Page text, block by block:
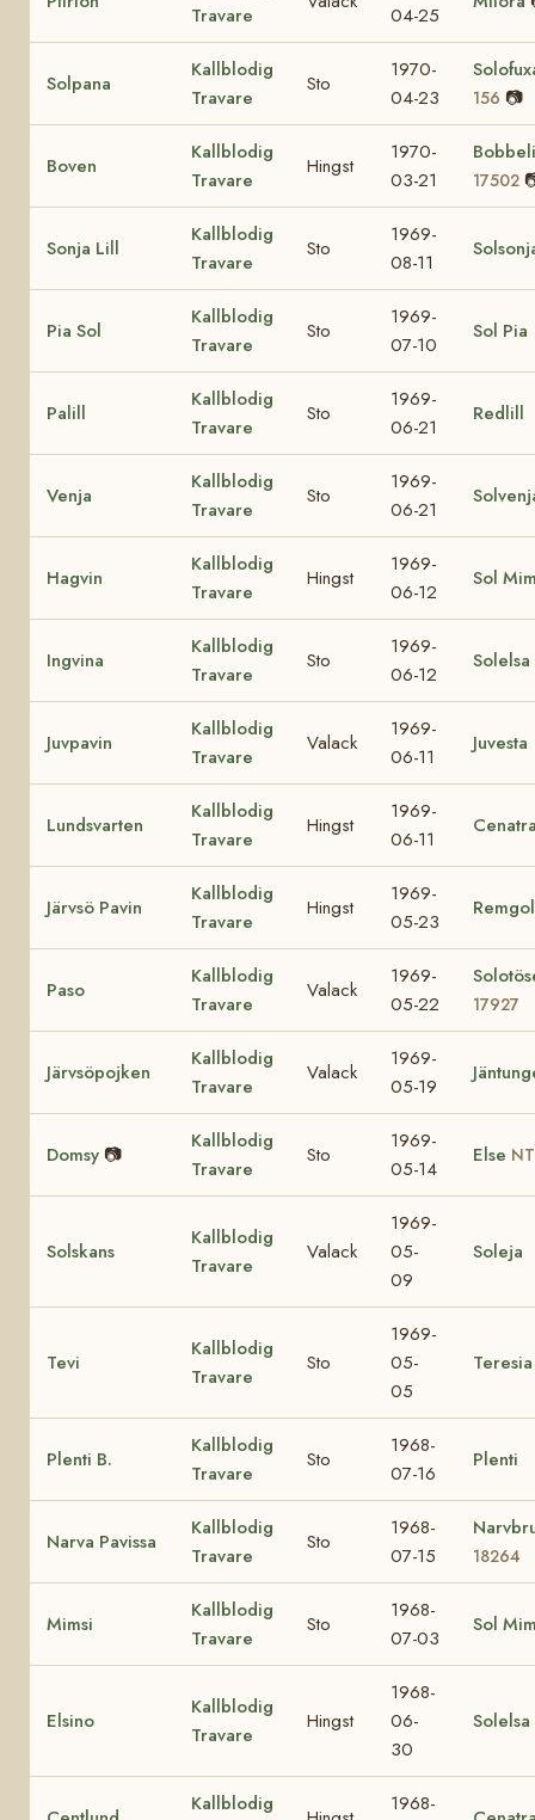
Travare
04-25
Solpana
Kallblodig
Travare
Sto
1970-
04-23
156 📷
Boven
Kallblodig
Travare
Hingst
1970-
03-21
17502
Sonja Lill
Kallblodig
Travare
Sto
1969-
08-11
Pia Sol
Kallblodig
Travare
Sto
1969-
07-10
Sol Pia
Palill
Kallblodig
Travare
Sto
1969-
06-21
Redlill
Venja
Kallblodig
Travare
Sto
1969-
06-21
Hagvin
Kallblodig
Travare
Hingst
1969-
06-12
Sol
Ingvina
Kallblodig
Travare
Sto
1969-
06-12
Solelsa
Juvpavin
Kallblodig
Travare
Valack
1969-
06-11
Juvesta
Lundsvarten
Kallblodig
Travare
Hingst
1969-
06-11
Järvsö Pavin
Kallblodig
Travare
Hingst
1969-
05-23
Paso
Kallblodig
Travare
Valack
1969-
05-22
17927
Järvsöpojken
Kallblodig
Travare
Valack
1969-
05-19
Domsy 📷
Kallblodig
Travare
Sto
1969-
05-14
Else
Solskans
Kallblodig
Travare
Valack
1969-
05-
09
Soleja
Tevi
Kallblodig
Travare
Sto
1969-
05-
05
Teresia
Plenti B.
Kallblodig
Travare
Sto
1968-
07-16
Plenti
Narva Pavissa
Kallblodig
Travare
Sto
1968-
07-15
18264
Mimsi
Kallblodig
Travare
Sto
1968-
07-03
Sol
Elsino
Kallblodig
Travare
Hingst
1968-
06-
30
Solelsa
Kallblodig
1968-